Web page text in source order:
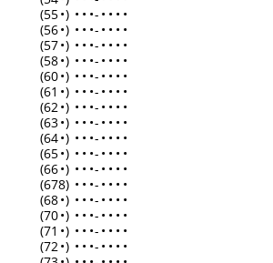
(55•) • • •- • • • •
(56•) • • •- • • • •
(57•) • • •- • • • •
(58•) • • •- • • • •
(60•) • • •- • • • •
(61 •) • • •- • • • •
(62•) • • •- • • • •
(63•) • • •- • • • •
(64•) • • •- • • • •
(65•) • • •- • • • •
(66•) • • •- • • • •
(678) • • •- • • • •
(68•) • • •- • • • •
(70•) • • •- • • • •
(71 •) • • •- • • • •
(72•) • • •- • • • •